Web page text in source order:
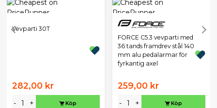
Vevparti 30T
282,00 kr
- + Köp
FORCE C5.3 vevparti med
36 tands framdrev stål 140
mm alu pedalarmar för
fyrkantig axel
259,00 kr
- + Köp